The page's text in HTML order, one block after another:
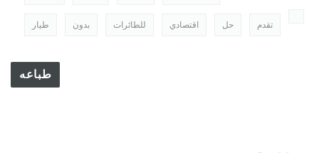
تقدم حل اقتصادي للطائرات بدون طيار
طباعه